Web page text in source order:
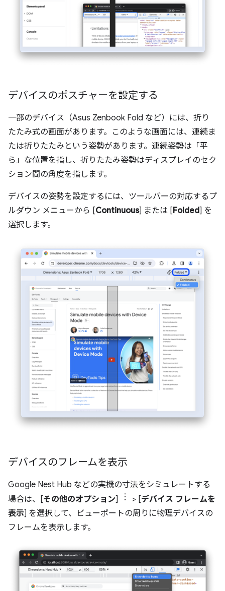
デバイスのポスチャーを設定する
一部のデバイス（Asus Zenbook Fold など）には、折り
たたみ式の画面があります。このような画面には、連続ま
たは折りたたみという姿勢があります。連続姿勢は「平
ら」な位置を指し、折りたたみ姿勢はディスプレイのセク
ション間の角度を指します。
デバイスの姿勢を設定するには、ツールバーの対応するプ
ルダウン メニューから [Continuous] または [Folded] を
選択します。
デバイスのフレームを表示
Google Nest Hub などの実機の寸法をシミュレートする
場合は、[その他のオプション] > [デバイス フレームを
表示] を選択して、ビューポートの周りに物理デバイスの
フレームを表示します。